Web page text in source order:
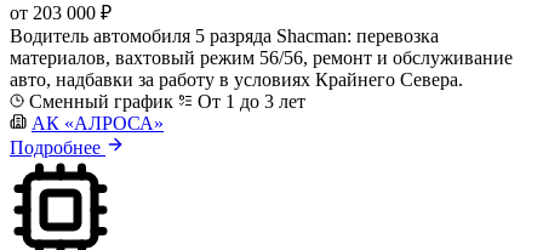
от 203 000 ₽
Водитель автомобиля 5 разряда Shacman: перевозка
материалов, вахтовый режим 56/56, ремонт и обслуживание
авто, надбавки за работу в условиях Крайнего Севера.
Сменный график
От 1 до 3 лет
АК «АЛРОСА»
Подробнее